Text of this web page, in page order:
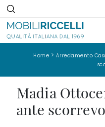
Home > Arredamento
Madia
ante